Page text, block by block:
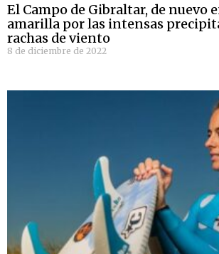
El Campo de Gibraltar, de nuevo
amarilla por las intensas
rachas de viento
8 de diciembre de 2022